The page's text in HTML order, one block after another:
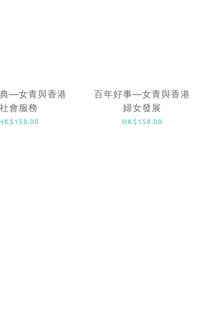
—女青與香港
社會服務
百年好事—女青與香港
婦女發展
HK$158.00